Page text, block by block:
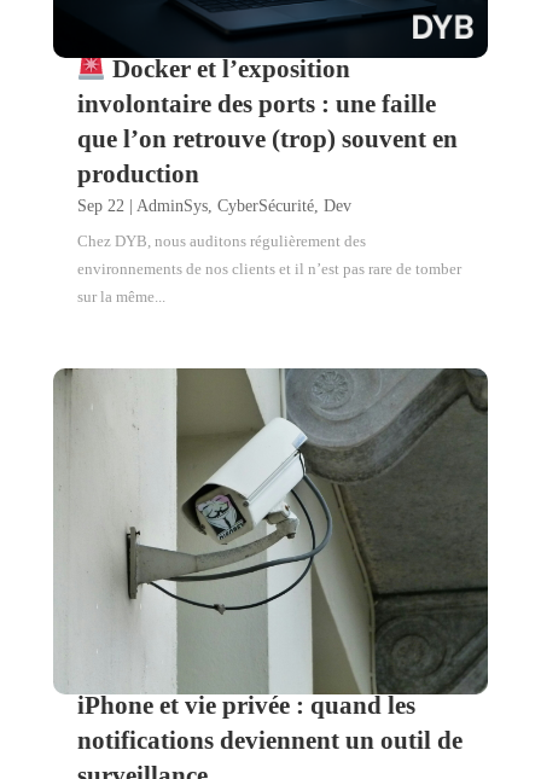
Docker et l’exposition
involontaire des ports : une faille
que l’on retrouve (trop) souvent en
production
Sep 22| AdminSys, CyberSécurité, Dev
Chez DYB, nous auditons régulièrement des
environnements de nos clients et il n’est pas rare de tomber
sur la même...
iPhone et vie privée : quand les
notifications deviennent un outil de